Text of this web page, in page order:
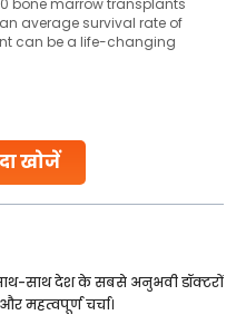
खोजें
bone marrow transplants
average survival rate of
can be a life-changing
some of the world’s
साथ देश के सबसे अनुभवी डॉक्टरों
महत्वपूर्ण चर्चा।